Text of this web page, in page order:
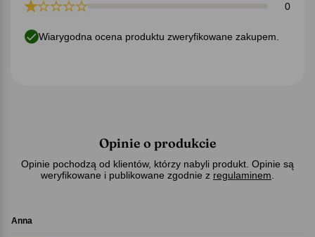
0
Wiarygodna ocena produktu zweryfikowane zakupem.
Opinie o produkcie
Opinie pochodzą od klientów, którzy nabyli produkt. Opinie są
weryfikowane i publikowane zgodnie z regulaminem
Anna